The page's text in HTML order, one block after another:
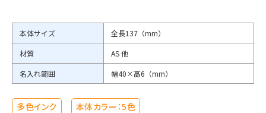
本体サイズ
全長137（mm）
材質
AS 他
名入れ範囲
幅40×高6（mm）
多色インク 本体カラー：5色